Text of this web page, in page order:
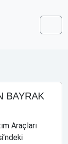
BAYRAK
Araçları